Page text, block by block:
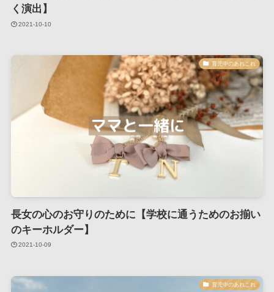
く演出】
2021-10-10
育児中のあれこれ
長女の心のお守りのために【学校に通うためのお揃い
のキーホルダー】
2021-10-09
育児中のあれこれ